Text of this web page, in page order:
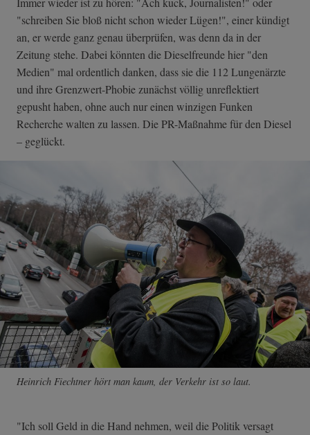
"schreiben Sie bloß nicht schon wieder Lügen!", einer kündigt
an, er werde ganz genau überprüfen, was denn da in der
Zeitung stehe. Dabei könnten die Dieselfreunde hier "den
Medien" mal ordentlich danken, dass sie die 112 Lungenärzte
und ihre Grenzwert-Phobie zunächst völlig unreflektiert
gepusht haben, ohne auch nur einen winzigen Funken
Recherche walten zu lassen. Die PR-Maßnahme für den Diesel
– geglückt.
Heinrich Fiechtner hört man kaum, der Verkehr ist so laut.
"Ich soll Geld in die Hand nehmen, weil die Politik versagt